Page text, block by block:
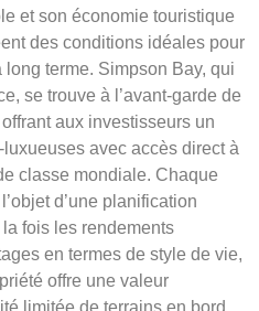
et son économie touristique
des conditions idéales pour
terme. Simpson Bay, qui
se trouve à l’avant-garde de
aux investisseurs un
avec accès direct à
classe mondiale. Chaque
d’une planification
fois les rendements
en termes de style de vie,
offre une valeur
limitée de terrains en bord